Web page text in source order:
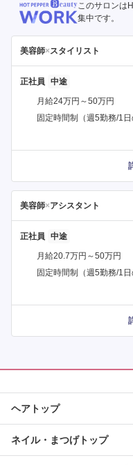
このサロンは
集中です。
美容師×スタイリスト
正社員
月給24万円～50万円
固定時間制（週5勤務/1日
美容師×アシスタント
正社員
月給20.7万円～50万円
固定時間制（週5勤務/1日
ヘアトップ
ネイル・まつげトップ